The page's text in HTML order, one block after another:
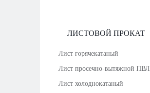
ЛИСТОВОЙ ПРОКАТ
Лист горячекатаный
Лист просечно-вытяжной ПВЛ
Лист холоднокатаный